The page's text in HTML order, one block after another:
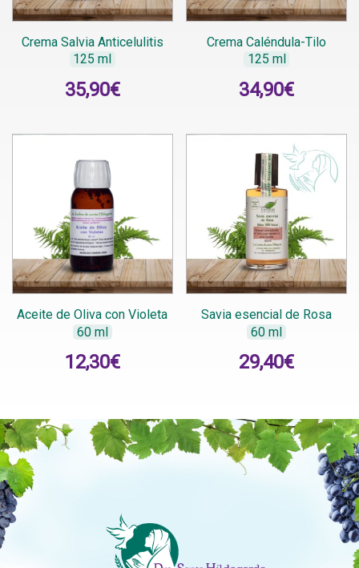
Crema Salvia Anticelulitis
125 ml
35,90€
Crema Caléndula-Tilo
125 ml
34,90€
Aceite de Oliva con Violeta
60 ml
12,30€
Savia esencial de Rosa
60 ml
29,40€